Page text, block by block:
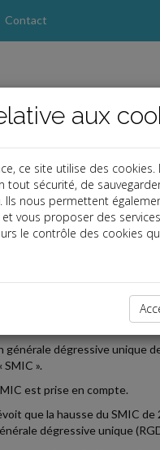
Contact
COTISATIONS
générale dégressive unique
».
est prise en compte.
que la hausse du SMIC de
dégressive unique
aux
ce site utilise des cookies.
sécurité, de
Ils nous permettent
vous proposer des
le contrôle des cookies